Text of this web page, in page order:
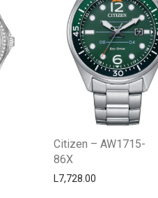
Citizen – AW1715-
86X
L7,728.00